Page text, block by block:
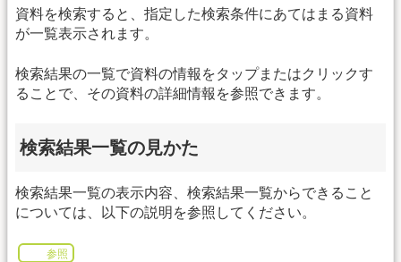
資料を検索すると、指定した検索条件にあてはまる資料
が一覧表示されます。
検索結果の一覧で資料の情報をタップまたはクリックす
ることで、その資料の詳細情報を参照できます。
検索結果一覧の見かた
検索結果一覧の表示内容、検索結果一覧からできること
については、以下の説明を参照してください。
参照